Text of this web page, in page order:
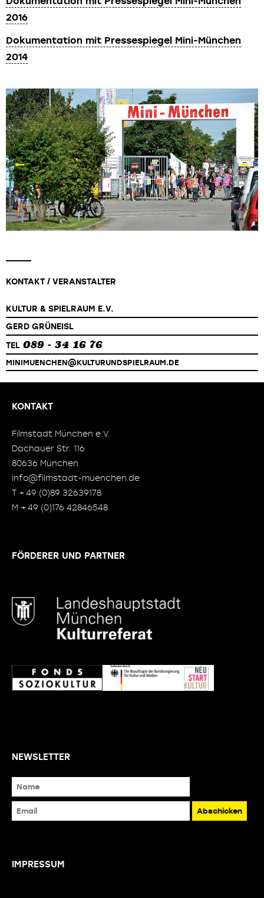
2016
Dokumentation mit Pressespiegel Mini-München
2014
KONTAKT / VERANSTALTER
KULTUR & SPIELRAUM E.V.
GERD GRÜNEISL
TEL 089 - 34 16 76
MINIMUENCHEN@KULTURUNDSPIELRAUM.DE
KONTAKT
Filmstadt München e.V.
Dachauer Str. 116
80636 München
info@filmstadt-muenchen.de
T + 49 (0)89 32639178
M + 49 (0)176 42846548
FÖRDERER UND PARTNER
NEWSLETTER
IMPRESSUM